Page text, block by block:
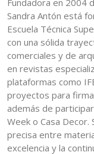
Fundadora en 2004
Sandra Antón está
Escuela Técnica
con una sólida
comerciales y de
en revistas
plataformas como
proyectos para
además de
Week o Casa Decor.
precisa entre
excelencia y la